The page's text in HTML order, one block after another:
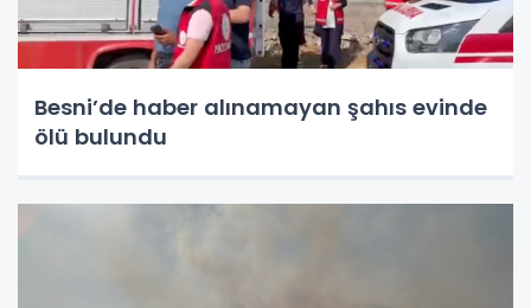
Besni’de haber alınamayan şahıs evinde
ölü bulundu